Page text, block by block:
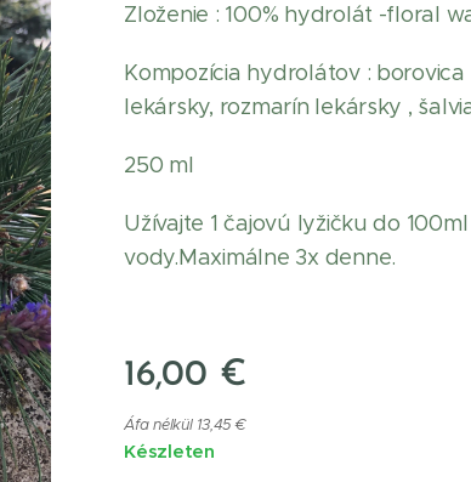
Zloženie : 100% hydrolát -floral
Kompozícia hydrolátov : borovica
lekársky, rozmarín lekársky ,
250 ml
Užívajte 1 čajovú lyžičku do
vody.Maximálne 3x denne.
16,00 €
Áfa nélkül 13,45 €
Készleten